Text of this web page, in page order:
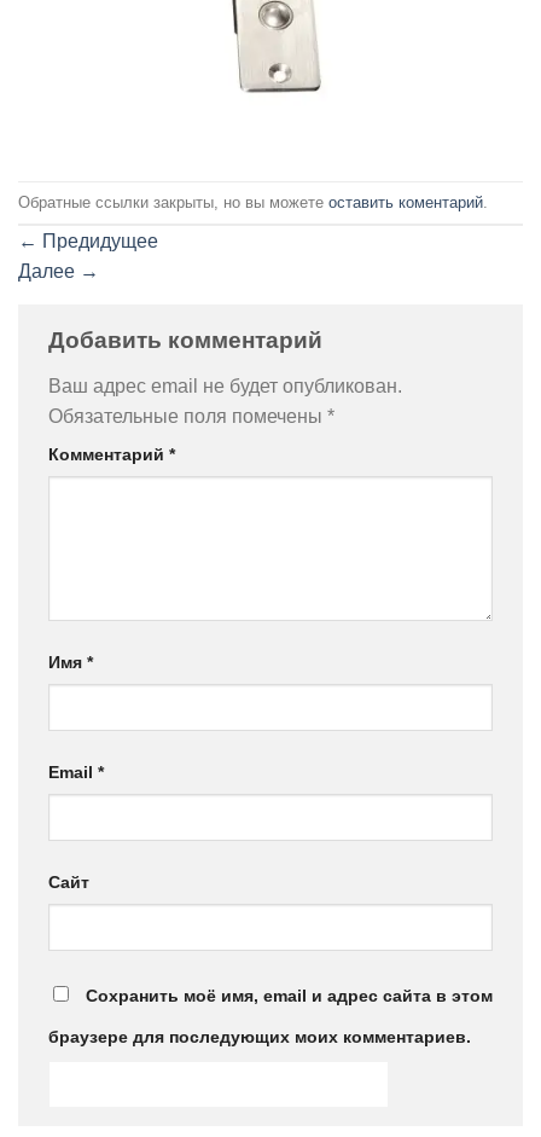
Обратные ссылки закрыты, но вы можете оставить коментарий
← Предидущее
Далее →
Добавить комментарий
Ваш адрес email не будет опубликован.
Обязательные поля помечены *
Комментарий *
Имя *
Email *
Сайт
Сохранить моё имя, email и адрес сайта в этом
браузере для последующих моих комментариев.